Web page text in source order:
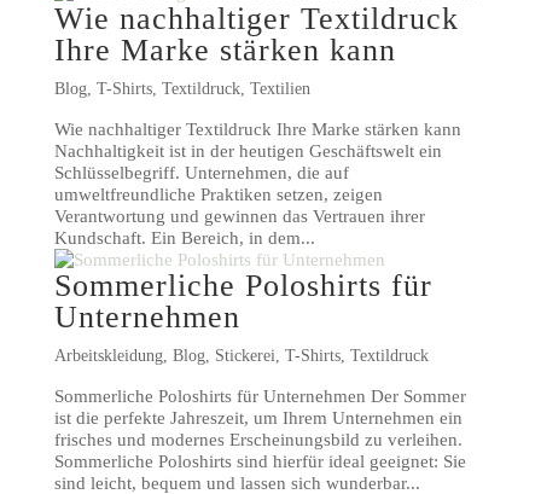
Wie nachhaltiger Textildruck
Ihre Marke stärken kann
Blog, T-Shirts, Textildruck, Textilien
Wie nachhaltiger Textildruck Ihre Marke stärken kann
Nachhaltigkeit ist in der heutigen Geschäftswelt ein
Schlüsselbegriff. Unternehmen, die auf
umweltfreundliche Praktiken setzen, zeigen
Verantwortung und gewinnen das Vertrauen ihrer
Kundschaft. Ein Bereich, in dem...
Sommerliche Poloshirts für
Unternehmen
Arbeitskleidung, Blog, Stickerei, T-Shirts, Textildruck
Sommerliche Poloshirts für Unternehmen Der Sommer
ist die perfekte Jahreszeit, um Ihrem Unternehmen ein
frisches und modernes Erscheinungsbild zu verleihen.
Sommerliche Poloshirts sind hierfür ideal geeignet: Sie
sind leicht, bequem und lassen sich wunderbar...